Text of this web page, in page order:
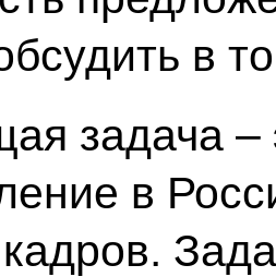
в
задача –
в